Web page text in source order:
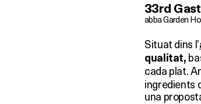
33rd
abba Garden
Situat dins l’
qualitat,
cada plat.
ingredients
una